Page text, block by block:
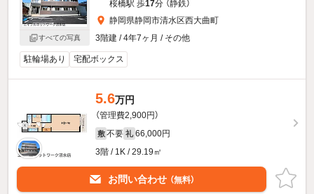
すべての写真
桜橋駅 歩17分 （静鉄）
静岡県静岡市清水区西大曲町
3階建 / 4年7ヶ月 / その他
駐輪場あり 宅配ボックス
5.6万円
（管理費2,900円）
敷 不要 礼 66,000円
3階 / 1K / 29.19㎡
お問い合わせ （無料）